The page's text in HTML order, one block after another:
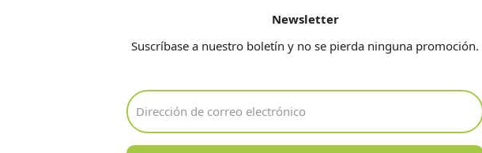
Newsletter
Suscríbase a nuestro boletín y no se pierda ninguna promoción.